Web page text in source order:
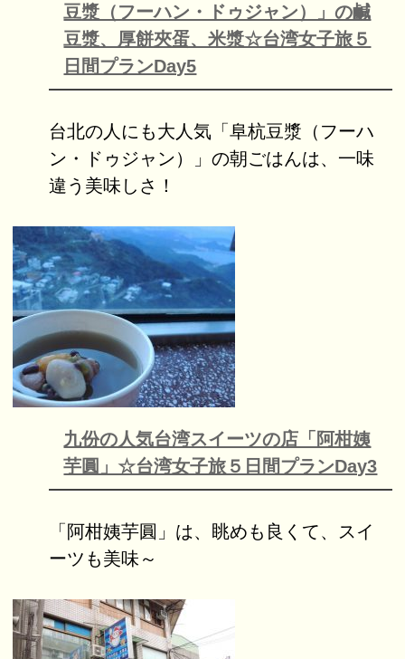
豆漿（フーハン・ドゥジャン）」の鹹
豆漿、厚餅夾蛋、米漿☆台湾女子旅５
日間プランDay5
台北の人にも大人気「阜杭豆漿（フーハ
ン・ドゥジャン）」の朝ごはんは、一味
違う美味しさ！
九份の人気台湾スイーツの店「阿柑姨
芋圓」☆台湾女子旅５日間プランDay3
「阿柑姨芋圓」は、眺めも良くて、スイ
ーツも美味～